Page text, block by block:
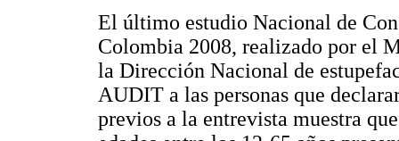
El último estudio Nacional de
Colombia 2008, realizado por el
la Dirección Nacional de
AUDIT a las personas que
previos a la entrevista muestra